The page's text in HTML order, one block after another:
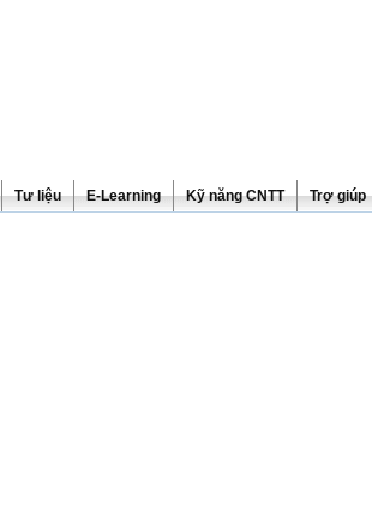
Tư liệu E-Learning Kỹ năng CNTT Trợ giúp